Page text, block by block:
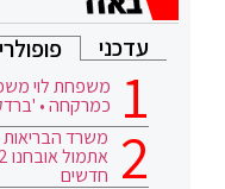
עדכני פופולרי
משפחת לוי
כמרקחה •
משרד הבריאות
חדשים